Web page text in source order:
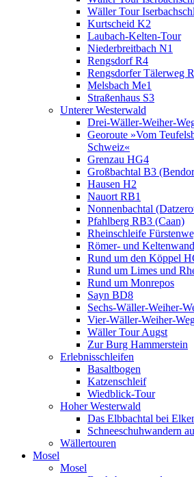
Wäller Tour
Kurtscheid K2
Laubach-Kelten-Tour
Niederbreitbach N1
Rengsdorf R4
Rengsdorfer Tälerweg
Melsbach Me1
Straßenhaus S3
Unterer Westerwald
Drei-Wäller-Weiher-
Georoute »Vom
Schweiz«
Grenzau HG4
Großbachtal B3
Hausen H2
Nauort RB1
Nonnenbachtal
Pfahlberg RB3 (Caan)
Rheinschleife
Römer- und
Rund um den Köppel
Rund um Limes und
Rund um Monrepos
Sayn BD8
Sechs-Wäller-Weiher-
Vier-Wäller-Weiher-
Wäller Tour Augst
Zur Burg Hammerstein
Erlebnisschleifen
Basaltbogen
Katzenschleif
Wiedblick-Tour
Hoher Westerwald
Das Elbbachtal bei
Schneeschuhwandern
Wällertouren
Mosel
Mosel